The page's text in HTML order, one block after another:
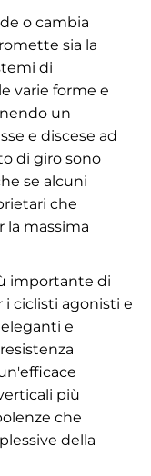
o cambia
sia la
di
varie forme e
un
e discese ad
di giro sono
se alcuni
che
la massima
importante di
i ciclisti agonisti e
e
più
che
della